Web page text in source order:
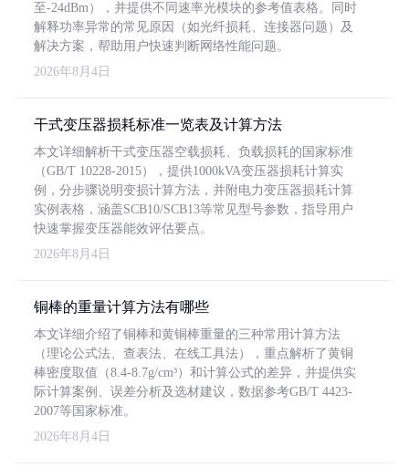
至-24dBm），并提供不同速率光模块的参考值表格。同时
解释功率异常的常见原因（如光纤损耗、连接器问题）及
解决方案，帮助用户快速判断网络性能问题。
2026年8月4日
干式变压器损耗标准一览表及计算方法
本文详细解析干式变压器空载损耗、负载损耗的国家标准
（GB/T 10228-2015），提供1000kVA变压器损耗计算实
例，分步骤说明变损计算方法，并附电力变压器损耗计算
实例表格，涵盖SCB10/SCB13等常见型号参数，指导用户
快速掌握变压器能效评估要点。
2026年8月4日
铜棒的重量计算方法有哪些
本文详细介绍了铜棒和黄铜棒重量的三种常用计算方法
（理论公式法、查表法、在线工具法），重点解析了黄铜
棒密度取值（8.4-8.7g/cm³）和计算公式的差异，并提供实
际计算案例、误差分析及选材建议，数据参考GB/T 4423-
2007等国家标准。
2026年8月4日